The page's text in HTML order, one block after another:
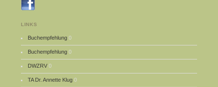
LINKS
Buchempfehlung 0
Buchempfehlung 0
DWZRV 0
TA Dr. Annette Klug 0